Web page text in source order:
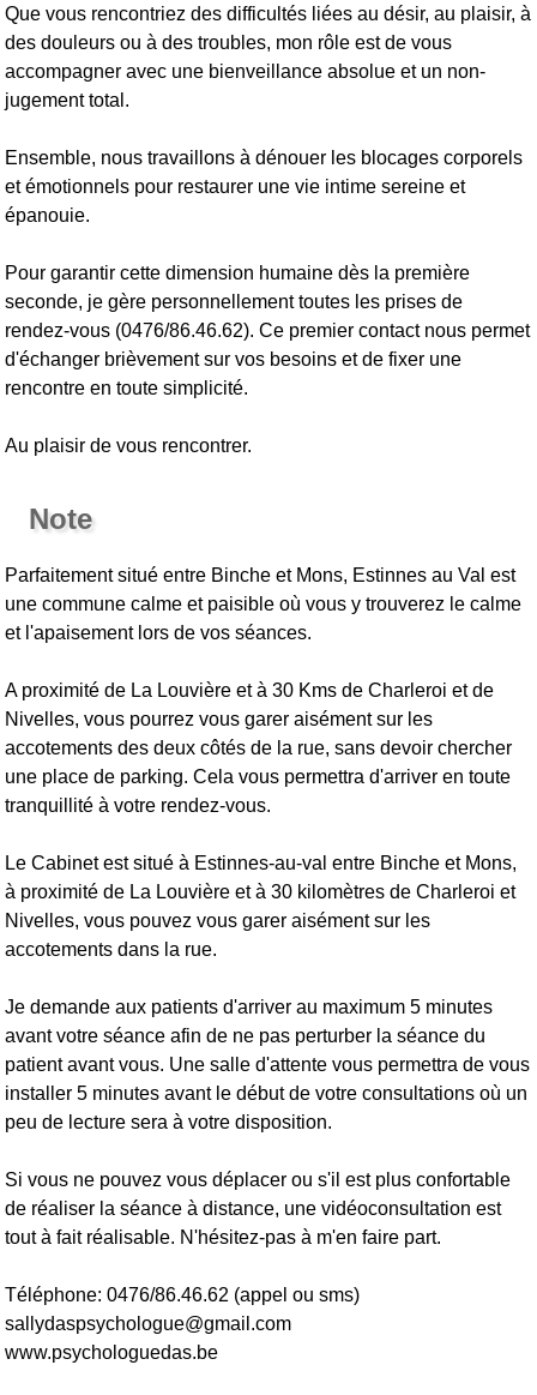
Que vous rencontriez des difficultés liées au désir, au plaisir, à
des douleurs ou à des troubles, mon rôle est de vous
accompagner avec une bienveillance absolue et un non-
jugement total.
Ensemble, nous travaillons à dénouer les blocages corporels
et émotionnels pour restaurer une vie intime sereine et
épanouie.
Pour garantir cette dimension humaine dès la première
seconde, je gère personnellement toutes les prises de
rendez-vous (0476/86.46.62). Ce premier contact nous permet
d'échanger brièvement sur vos besoins et de fixer une
rencontre en toute simplicité.
Au plaisir de vous rencontrer.
Note
Parfaitement situé entre Binche et Mons, Estinnes au Val est
une commune calme et paisible où vous y trouverez le calme
et l'apaisement lors de vos séances.
A proximité de La Louvière et à 30 Kms de Charleroi et de
Nivelles, vous pourrez vous garer aisément sur les
accotements des deux côtés de la rue, sans devoir chercher
une place de parking. Cela vous permettra d'arriver en toute
tranquillité à votre rendez-vous.
Le Cabinet est situé à Estinnes-au-val entre Binche et Mons,
à proximité de La Louvière et à 30 kilomètres de Charleroi et
Nivelles, vous pouvez vous garer aisément sur les
accotements dans la rue.
Je demande aux patients d'arriver au maximum 5 minutes
avant votre séance afin de ne pas perturber la séance du
patient avant vous. Une salle d'attente vous permettra de vous
installer 5 minutes avant le début de votre consultations où un
peu de lecture sera à votre disposition.
Si vous ne pouvez vous déplacer ou s'il est plus confortable
de réaliser la séance à distance, une vidéoconsultation est
tout à fait réalisable. N'hésitez-pas à m'en faire part.
Téléphone: 0476/86.46.62 (appel ou sms)
sallydaspsychologue@gmail.com
www.psychologuedas.be